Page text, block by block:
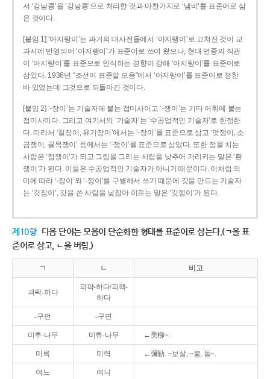
서 ‘강남콩’을 ‘강낭콩’으로 처리한 것과 마찬가지로 ‘냄비’를 표준어로 삼
은 것이다.
[붙임 1] ‘아지랑이’는 과거의 대사전들에서 ‘아지랭이’로 고쳐진 것이 교
과서에 반영되어 ‘아지랭이’가 표준어로 쓰여 왔으나, 현대 언중의 직관
이 ‘아지랑이’를 표준으로 인식하는 경향이 강해 ‘아지랑이’를 표준어로
삼았다. 1936년 “조선어 표준말 모음”에서 ‘아지랑이’를 표준어로 정한
바 있었는데 그것으로 되돌아간 것이다.
[붙임 2] ‘-장이’는 기술자에 붙는 접미사이고 ‘-쟁이’는 기타 어휘에 붙는
접미사이다. 그리고 여기서의 ‘기술자’는 ‘수공업적인 기술자’로 한정한
다. 따라서 ‘칠장이, 유기장이’에서는 ‘-장이’를 표준으로 삼고 ‘멋쟁이, 소
금쟁이, 골목쟁이’ 등에서는 ‘-쟁이’를 표준으로 삼았다. 또한 점을 치는
사람은 ‘점쟁이’가 되고 그림을 그리는 사람을 낮추어 가리키는 말은 ‘환
쟁이’가 된다. 이들은 수공업적인 기술자가 아니기 때문이다. 이처럼 의
미에 따라 ‘-장이’와 ‘-쟁이’를 구별해서 쓰기 때문에 갓을 만드는 기술자
는 ‘갓장이’, 갓을 쓴 사람을 낮잡아 이르는 말은 ‘갓쟁이’가 된다.
제10항 다음 단어는 모음이 단순화한 형태를 표준어로 삼는다.(ㄱ을 표
준어로 삼고, ㄴ을 버림.)
ㄱ ㄴ 비고
괴팍-하다
괴퍅-하다/괴팩-
하다
-구먼 -구면
미루-나무 미류-나무 ←美柳~.
미륵 미력 ←彌勒. ~보살, ~불, 돌~.
여느 여늬